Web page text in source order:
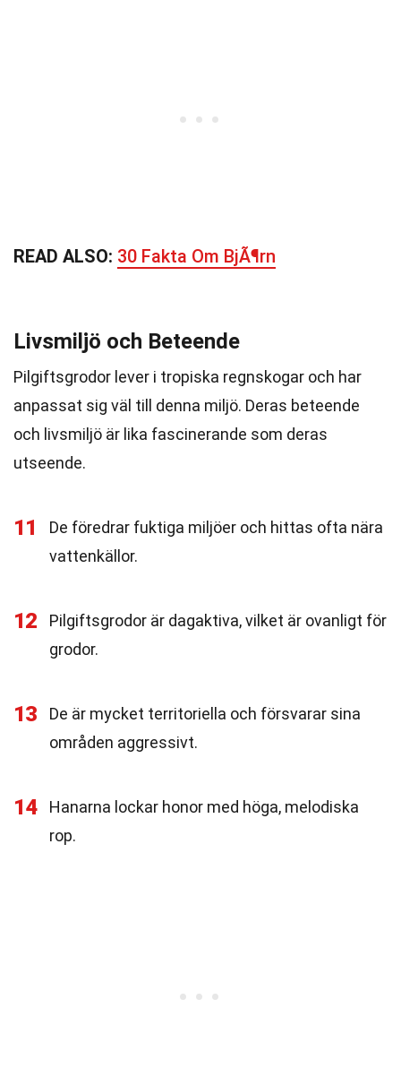
READ ALSO: 30 Fakta Om BjÃ¶rn
Livsmiljö och Beteende
Pilgiftsgrodor lever i tropiska regnskogar och har
anpassat sig väl till denna miljö. Deras beteende
och livsmiljö är lika fascinerande som deras
utseende.
11
De föredrar fuktiga miljöer och hittas ofta nära
vattenkällor.
12
Pilgiftsgrodor är dagaktiva, vilket är ovanligt för
grodor.
13
De är mycket territoriella och försvarar sina
områden aggressivt.
14
Hanarna lockar honor med höga, melodiska
rop.